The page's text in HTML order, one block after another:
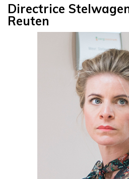
Directrice
Reuten